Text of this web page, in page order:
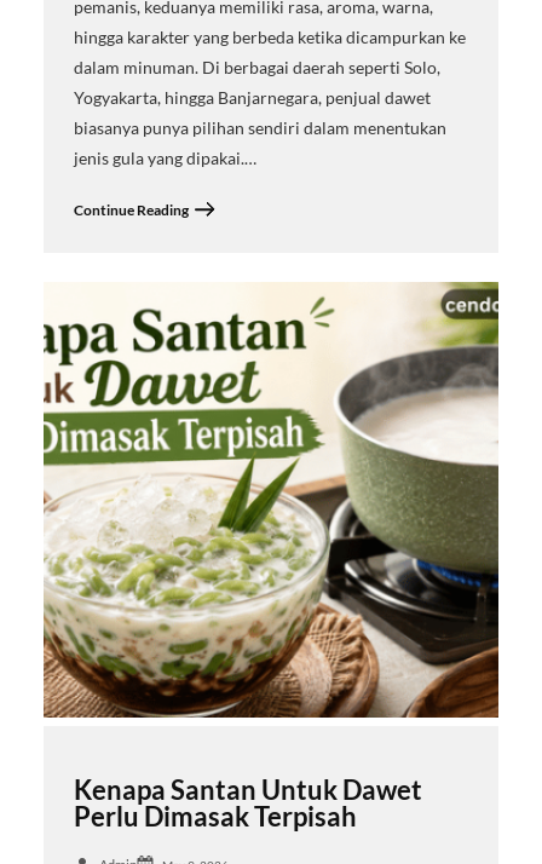
pemanis, keduanya memiliki rasa, aroma, warna,
hingga karakter yang berbeda ketika dicampurkan ke
dalam minuman. Di berbagai daerah seperti Solo,
Yogyakarta, hingga Banjarnegara, penjual dawet
biasanya punya pilihan sendiri dalam menentukan
jenis gula yang dipakai.…
Continue Reading
Kenapa Santan Untuk Dawet
Perlu Dimasak Terpisah